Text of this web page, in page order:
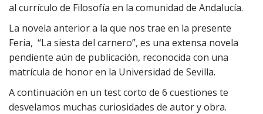
al currículo de Filosofía en la comunidad de Andalucía.
La novela anterior a la que nos trae en la presente
Feria, “La siesta del carnero”, es una extensa novela
pendiente aún de publicación, reconocida con una
matrícula de honor en la Universidad de Sevilla.
A continuación en un test corto de 6 cuestiones te
desvelamos muchas curiosidades de autor y obra.